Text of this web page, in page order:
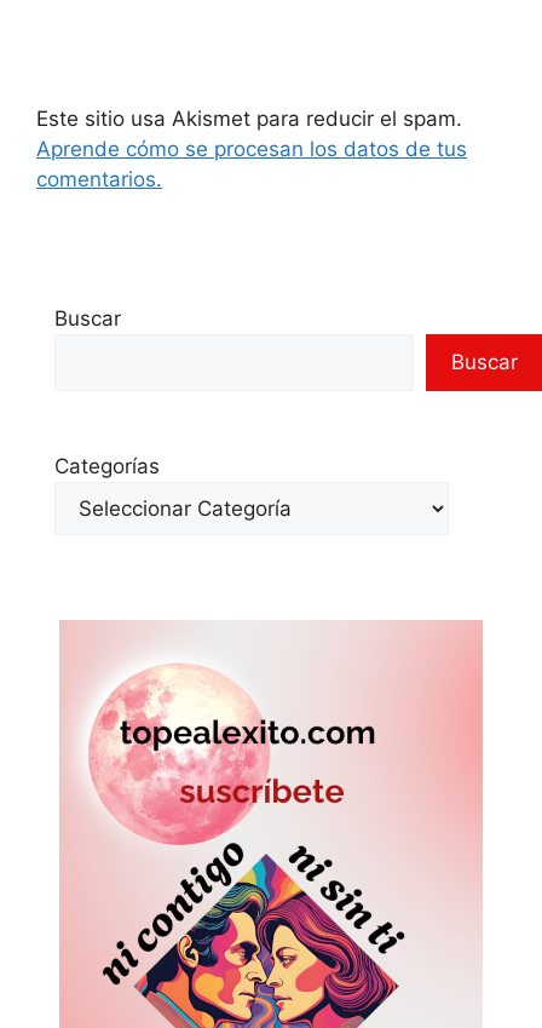
Este sitio usa Akismet para reducir el spam.
Aprende cómo se procesan los datos de tus
comentarios.
Buscar
Buscar
Categorías